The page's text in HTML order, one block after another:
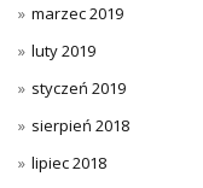
marzec 2019
luty 2019
styczeń 2019
sierpień 2018
lipiec 2018